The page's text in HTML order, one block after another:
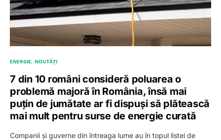
ENERGIE NOUTĂȚI
7 din 10 români consideră poluarea o
problemă majoră în România, însă mai
puțin de jumătate ar fi dispuși să plătească
mai mult pentru surse de energie curată
Companii și guverne din întreaga lume au în topul listei de